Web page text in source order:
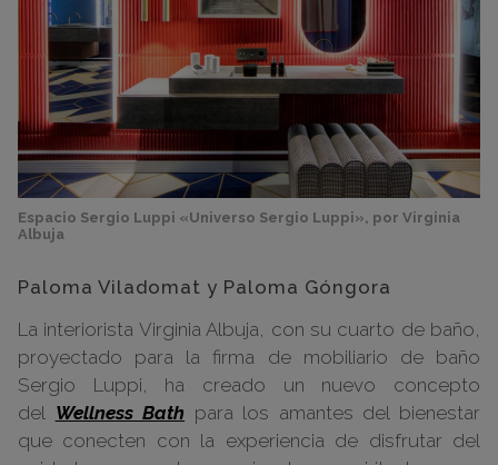
Espacio Sergio Luppi «Universo Sergio Luppi», por Virginia
Albuja
Paloma Viladomat y Paloma Góngora
La interiorista Virginia Albuja, con su cuarto de baño,
proyectado para la firma de mobiliario de baño
Sergio Luppi, ha creado un nuevo concepto
del Wellness Bath para los amantes del bienestar
que conecten con la experiencia de disfrutar del